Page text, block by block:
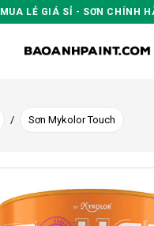
MUA LẺ GIÁ SỈ - SƠN CHÍNH
/ Sơn Mykolor Touch